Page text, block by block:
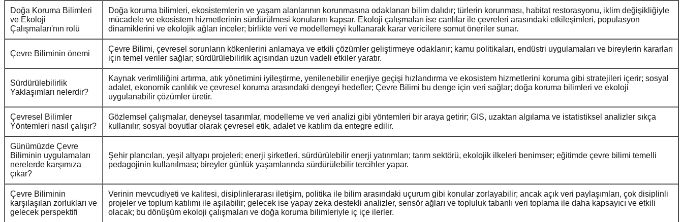
Doğa Koruma Bilimleri
ve Ekoloji
Çalışmaları'nın rolü
Doğa koruma bilimleri, ekosistemlerin ve yaşam alanlarının korunmasına odaklanan bilim dalıdır; türlerin korunması, habitat restorasyonu, iklim değişikliğiyle
mücadele ve ekosistem hizmetlerinin sürdürülmesi konularını kapsar. Ekoloji çalışmaları ise canlılar ile çevreleri arasındaki etkileşimleri, populasyon
dinamiklerini ve ekolojik ağları inceler; birlikte veri ve modellemeyi kullanarak karar vericilere somut öneriler sunar.
Çevre Biliminin önemi
Çevre Bilimi, çevresel sorunların kökenlerini anlamaya ve etkili çözümler geliştirmeye odaklanır; kamu politikaları, endüstri uygulamaları ve bireylerin kararları
için temel veriler sağlar; sürdürülebilirlik açısından uzun vadeli etkiler yaratır.
Sürdürülebilirlik
Yaklaşımları nelerdir?
Kaynak verimliliğini artırma, atık yönetimini iyileştirme, yenilenebilir enerjiye geçişi hızlandırma ve ekosistem hizmetlerini koruma gibi stratejileri içerir; sosyal
adalet, ekonomik canlılık ve çevresel koruma arasındaki dengeyi hedefler; Çevre Bilimi bu denge için veri sağlar; doğa koruma bilimleri ve ekoloji
uygulanabilir çözümler üretir.
Çevresel Bilimler
Yöntemleri nasıl çalışır?
Gözlemsel çalışmalar, deneysel tasarımlar, modelleme ve veri analizi gibi yöntemleri bir araya getirir; GIS, uzaktan algılama ve istatistiksel analizler sıkça
kullanılır; sosyal boyutlar olarak çevresel etik, adalet ve katılım da entegre edilir.
Günümüzde Çevre
Biliminin uygulamaları
nerelerde karşımıza
çıkar?
Şehir plancıları, yeşil altyapı projeleri; enerji şirketleri, sürdürülebilir enerji yatırımları; tarım sektörü, ekolojik ilkeleri benimser; eğitimde çevre bilimi temelli
pedagojinin kullanılması; bireyler günlük yaşamlarında sürdürülebilir tercihler yapar.
Çevre Biliminin
karşılaşılan zorlukları ve
gelecek perspektifi
Verinin mevcudiyeti ve kalitesi, disiplinlerarası iletişim, politika ile bilim arasındaki uçurum gibi konular zorlayabilir; ancak açık veri paylaşımları, çok disiplinli
projeler ve toplum katılımı ile aşılabilir; gelecek ise yapay zeka destekli analizler, sensör ağları ve topluluk tabanlı veri toplama ile daha kapsayıcı ve etkili
olacak; bu dönüşüm ekoloji çalışmaları ve doğa koruma bilimleriyle iç içe ilerler.